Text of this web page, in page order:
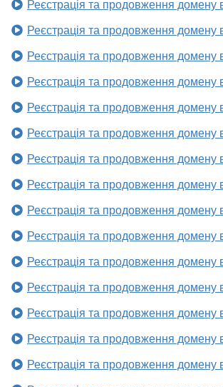
Реєстрація та продовження домену
Реєстрація та продовження домену
Реєстрація та продовження домену
Реєстрація та продовження домену
Реєстрація та продовження домену
Реєстрація та продовження домену
Реєстрація та продовження домену
Реєстрація та продовження домену
Реєстрація та продовження домену
Реєстрація та продовження домену
Реєстрація та продовження домену
Реєстрація та продовження домену
Реєстрація та продовження домену
Реєстрація та продовження домену
Реєстрація та продовження домену